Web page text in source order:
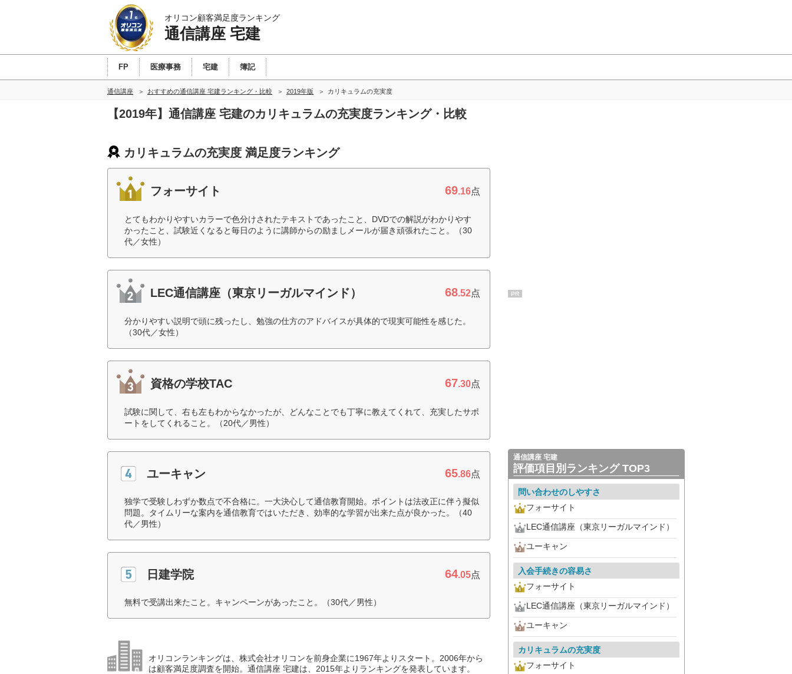
オリコン顧客満足度ランキング
通信講座 宅建
FP 医療事務 宅建 簿記
通信講座 おすすめの通信講座 宅建ランキング・比較 2019年版 カリキュラムの充実度
【2019年】通信講座 宅建のカリキュラムの充実度ランキング・比較
カリキュラムの充実度 満足度ランキング
フォーサイト 69.16点
とてもわかりやすいカラーで色分けされたテキストであったこと、DVDでの解説がわかりやす
かったこと、試験近くなると毎日のように講師からの励ましメールが届き頑張れたこと。（30
代／女性）
LEC通信講座（東京リーガルマインド） 68.52点
分かりやすい説明で頭に残ったし、勉強の仕方のアドバイスが具体的で現実可能性を感じた。
（30代／女性）
資格の学校TAC 67.30点
試験に関して、右も左もわからなかったが、どんなことでも丁寧に教えてくれて、充実したサポ
ートをしてくれること。（20代／男性）
ユーキャン 65.86点
独学で受験しわずか数点で不合格に。一大決心して通信教育開始。ポイントは法改正に伴う擬似
問題。タイムリーな案内を通信教育ではいただき、効率的な学習が出来た点が良かった。（40
代／男性）
日建学院 64.05点
無料で受講出来たこと。キャンペーンがあったこと。（30代／男性）
オリコンランキングは、株式会社オリコンを前身企業に1967年よりスタート。2006年から
は顧客満足度調査を開始。通信講座 宅建は、2015年よりランキングを発表しています。
PR
通信講座 宅建
評価項目別ランキング TOP3
問い合わせのしやすさ
フォーサイト
LEC通信講座（東京リーガルマインド）
ユーキャン
入会手続きの容易さ
フォーサイト
LEC通信講座（東京リーガルマインド）
ユーキャン
カリキュラムの充実度
フォーサイト